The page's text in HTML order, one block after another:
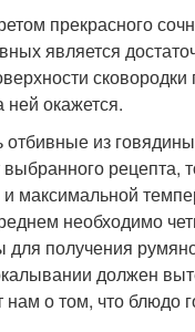
прекрасного
является
сковородки
ней окажется.
отбивные из
выбранного рецепта,
и максимальной
необходимо
для получения
должен
нам о том, что блюдо